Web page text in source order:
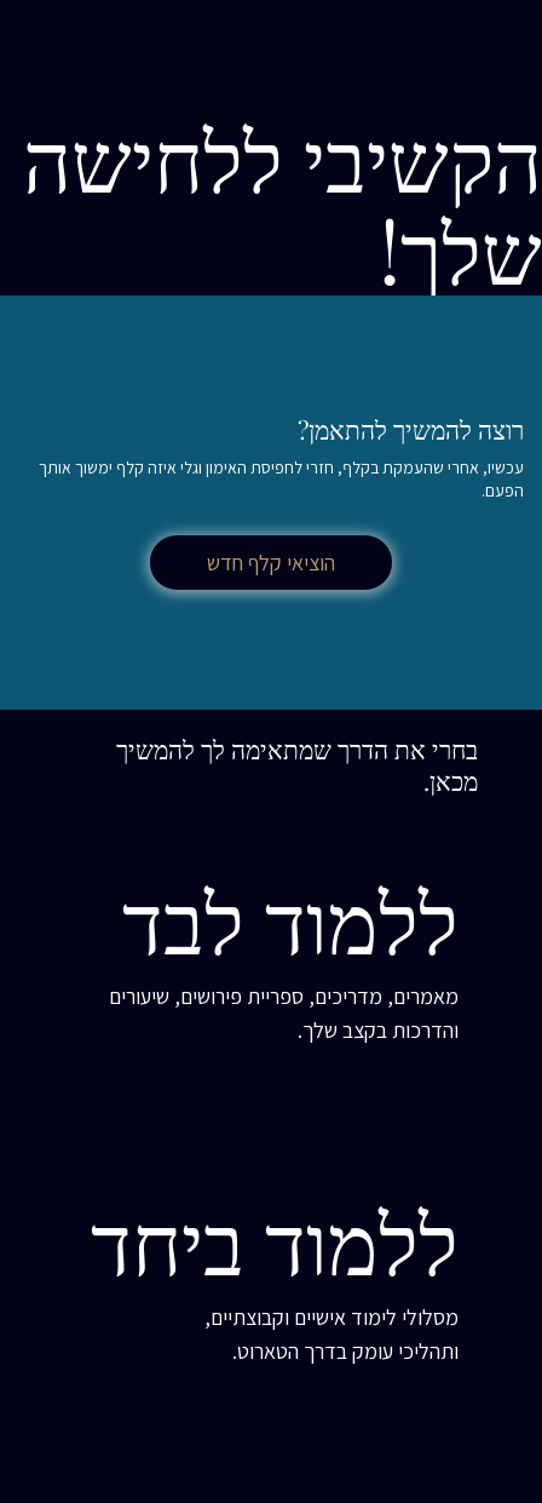
הקשיבי ללחישה
שלך!
רוצה להמשיך להתאמן?
עכשיו, אחרי שהעמקת בקלף, חזרי לחפיסת האימון וגלי איזה קלף ימשוך אותך
הפעם.
הוציאי קלף חדש
בחרי את הדרך שמתאימה לך להמשיך
מכאן.
ללמוד לבד
מאמרים, מדריכים, ספריית פירושים, שיעורים
והדרכות בקצב שלך.
ללמוד ביחד
מסלולי לימוד אישיים וקבוצתיים,
ותהליכי עומק בדרך הטארוט.